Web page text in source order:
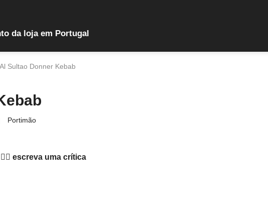
da loja em Portugal
Al Sultao Donner Kebab
Portimão
✍🏻 escreva uma crítica